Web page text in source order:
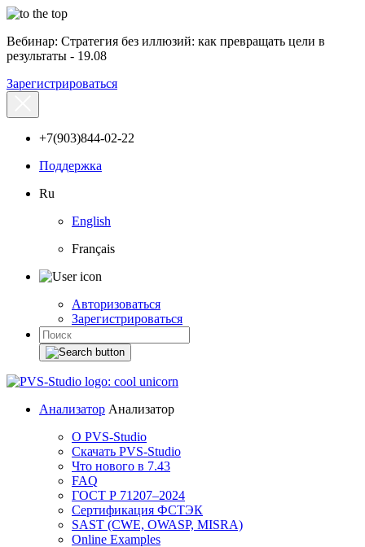
Вебинар: Стратегия без иллюзий: как превращать цели в
результаты - 19.08
Зарегистрироваться
+7(903)844-02-22
Поддержка
Ru
English
Français
Авторизоваться
Зарегистрироваться
Анализатор Анализатор
О PVS-Studio
Скачать PVS-Studio
Что нового в 7.43
FAQ
ГОСТ Р 71207–2024
Сертификация ФСТЭК
SAST (CWE, OWASP, MISRA)
Online Examples